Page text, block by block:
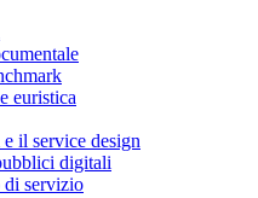
euristica
il service design
digitali
servizio